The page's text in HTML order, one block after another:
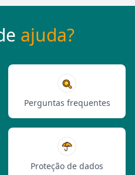
ajuda?
Perguntas frequentes
Proteção de dados